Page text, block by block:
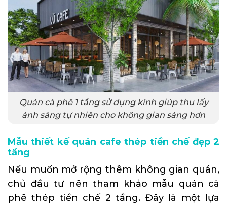
Quán cà phê 1 tầng sử dụng kính giúp thu lấy
ánh sáng tự nhiên cho không gian sáng hơn
Mẫu thiết kế quán cafe thép tiền chế đẹp 2
tầng
Nếu muốn mở rộng thêm không gian quán,
chủ đầu tư nên tham khảo mẫu quán cà
phê thép tiền chế 2 tầng. Đây là một lựa